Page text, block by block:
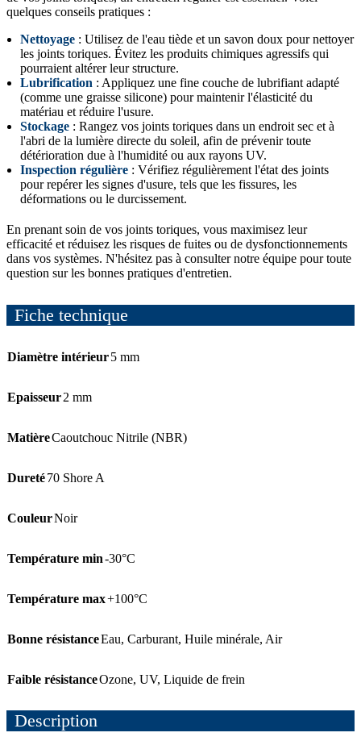
quelques conseils pratiques :
Nettoyage : Utilisez de l'eau tiède et un savon doux pour nettoyer
les joints toriques. Évitez les produits chimiques agressifs qui
pourraient altérer leur structure.
Lubrification : Appliquez une fine couche de lubrifiant adapté
(comme une graisse silicone) pour maintenir l'élasticité du
matériau et réduire l'usure.
Stockage : Rangez vos joints toriques dans un endroit sec et à
l'abri de la lumière directe du soleil, afin de prévenir toute
détérioration due à l'humidité ou aux rayons UV.
Inspection régulière : Vérifiez régulièrement l'état des joints
pour repérer les signes d'usure, tels que les fissures, les
déformations ou le durcissement.
En prenant soin de vos joints toriques, vous maximisez leur
efficacité et réduisez les risques de fuites ou de dysfonctionnements
dans vos systèmes. N'hésitez pas à consulter notre équipe pour toute
question sur les bonnes pratiques d'entretien.
Fiche technique
Diamètre intérieur5 mm
Epaisseur2 mm
MatièreCaoutchouc Nitrile (NBR)
Dureté70 Shore A
CouleurNoir
Température min-30°C
Température max+100°C
Bonne résistanceEau, Carburant, Huile minérale, Air
Faible résistanceOzone, UV, Liquide de frein
Description